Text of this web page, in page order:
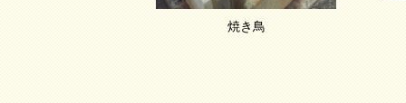
焼き鳥